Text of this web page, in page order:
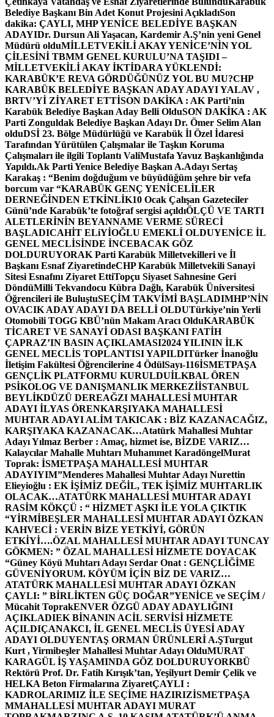
Belediye Başkanı Bin Adet Konut Projesini AçıkladıSon
dakika: ÇAYLI, MHP YENİCE BELEDİYE BAŞKAN
ADAYIDr. Dursun Ali Yaşacan, Kardemir A.Ş’nin yeni Genel
Müdürü olduMİLLETVEKİLİ AKAY YENİCE’NİN YOL
ÇİLESİNİ TBMM GENEL KURULU’NA TAŞIDI –
MİLLETVEKİLİ AKAY İKTİDARA YÜKLENDİ:
KARABÜK’E REVA GÖRDÜĞÜNÜZ YOL BU MU?CHP
KARABÜK BELEDİYE BAŞKAN ADAY ADAYI YALAV ,
BRTV’Yİ ZİYARET ETTİSON DAKİKA : AK Parti’nin
Karabük Belediye Başkan Aday Belli OlduSON DAKİKA : AK
Parti Zonguldak Belediye Başkan Adayı Dr. Ömer Selim Alan
olduDSİ 23. Bölge Müdürlüğü ve Karabük İl Özel İdaresi
Tarafından Yürütülen Çalışmalar ile Taşkın Koruma
Çalışmaları ile ilgili Toplantı ValiMustafa Yavuz Başkanlığında
Yapıldı.Ak Parti Yenice Belediye Başkan A.Adayı Sertaş
Karakaş : “Benim doğduğum ve büyüdüğüm şehre bir vefa
borcum var “KARABÜK GENÇ YENİCELİLER
DERNEĞİNDEN ETKİNLİK10 Ocak Çalışan Gazeteciler
Günü’nde Karabük’te fotoğraf sergisi açıldıÖLÇÜ VE TARTI
ALETLERİNİN BEYANNAME VERME SÜRECİ
BAŞLADICAHİT ELiYİOĞLU EMEKLİ OLDUYENİCE İL
GENEL MECLİSİNDE İNCEBACAK GÖZ
DOLDURUYORAK Parti Karabük Milletvekilleri ve İl
Başkanı Esnaf ZiyaretindeCHP Karabük Milletvekili Sanayi
Sitesi Esnafını Ziyaret EttiTopçu Siyaset Sahnesine Geri
DöndüMilli Tekvandocu Kübra Dağlı, Karabük Üniversitesi
Öğrencileri ile BuluştuSEÇİM TAKVİMİ BAŞLADIMHP’NİN
OVACIK ADAY ADAYI DA BELLİ OLDUTürkiye’nin Yerli
Otomobili TOGG KBÜ’nün Makam Aracı OlduKARABÜK
TİCARET VE SANAYİ ODASI BAŞKANI FATİH
ÇAPRAZ’IN BASIN AÇIKLAMASI2024 YILININ İLK
GENEL MECLİS TOPLANTISI YAPILDITürker İnanoğlu
İletişim Fakültesi Öğrencilerine 4 ÖdülSayı-116İSMETPAŞA
GENÇLİK PLATFORMU KURULDUİLKBAL ÖREN
PSİKOLOG VE DANIŞMANLIK MERKEZİİSTANBUL
BEYLİKDÜZÜ DEREAĞZI MAHALLESİ MUHTAR
ADAYI İLYAS ÖRENKARŞIYAKA MAHALLESİ
MUHTAR ADAYI ALİM TAKICAK : BİZ KAZANACAĞIZ,
KARŞIYAKA KAZANACAK…Atatürk Mahallesi Muhtar
Adayı Yılmaz Berber : Amaç, hizmet ise, BİZDE VARIZ…
Kalaycılar Mahalle Muhtarı Muhammet KaradöngelMurat
Toprak: İSMETPAŞA MAHALLESİ MUHTAR
ADAYIYIM”Menderes Mahallesi Muhtar Adayı Nurettin
Elieyioğlu : EK İŞİMİZ DEĞİL, TEK İŞİMİZ MUHTARLIK
OLACAK…ATATÜRK MAHALLESİ MUHTAR ADAYI
RASİM KÖKÇÜ : “ HİZMET AŞKI İLE YOLA ÇIKTIK
“YİRMİBEŞLER MAHALLESİ MUHTAR ADAYI ÖZKAN
KAHVECİ : VERİN BİZE YETKİYİ, GÖRÜN
ETKİYİ….ÖZAL MAHALLESİ MUHTAR ADAYI TUNCAY
GÖKMEN: ” ÖZAL MAHALLESİ HİZMETE DOYACAK
“Güney Köyü Muhtarı Adayı Serdar Onat : GENÇLİĞİME
GÜVENİYORUM. KÖYÜM İÇİN BİZ DE VARIZ…
ATATÜRK MAHALLESİ MUHTAR ADAYI ÖZKAN
ÇAYLI: ” BİRLİKTEN GÜÇ DOĞAR”YENİCE ve SEÇİM /
Mücahit ToprakENVER ÖZGÜ ADAY ADAYLIĞINI
AÇIKLADIEK BİNANIN ACİL SERVİSİ HİZMETE
AÇILDIÇANAKCI, İL GENEL MECLİS ÜYESİ ADAY
ADAYI OLDUYENTAŞ ORMAN ÜRÜNLERİ A.ŞTurgut
Kurt , Yirmibeşler Mahallesi Muhtar Adayı OlduMURAT
KARAGÜL İŞ YAŞAMINDA GÖZ DOLDURUYORKBÜ
Rektörü Prof. Dr. Fatih Kırışık’tan, Yeşilyurt Demir Çelik ve
HELKA Beton Firmalarına ZiyaretÇAYLI :
KADROLARIMIZ İLE SEÇİME HAZIRIZİSMETPAŞA
MMAHALLESİ MUHTAR ADAYI MURAT